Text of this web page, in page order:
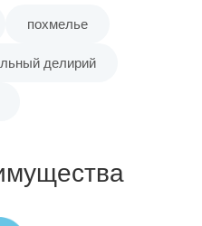
похмелье
делирий